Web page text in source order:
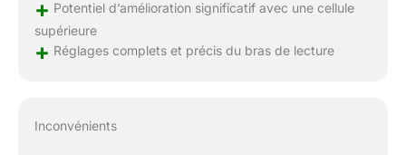
+ Potentiel d’amélioration significatif avec une cellule
supérieure
+ Réglages complets et précis du bras de lecture
Inconvénients